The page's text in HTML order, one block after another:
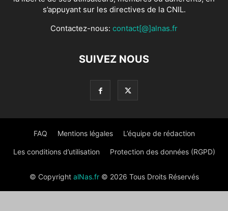
s’appuyant sur les directives de la CNIL.
Contactez-nous: contact[@]alnas.fr
SUIVEZ NOUS
FAQ Mentions légales L’équipe de rédaction
Les conditions d’utilisation Protection des données (RGPD)
© Copyright alNas.fr© 2026 Tous Droits Réservés